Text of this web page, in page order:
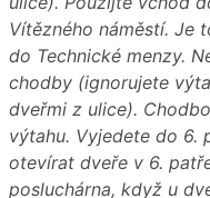
Vítězného náměstí. Je
do Technické menzy.
chodby (ignorujete
dveřmi z ulice).
výtahu. Vyjedete do 6.
otevírat dveře v 6.
posluchárna, když u